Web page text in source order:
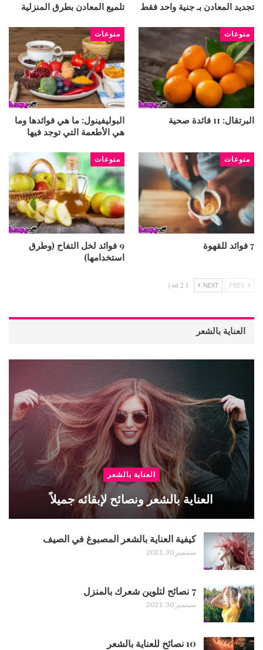
تجديد المعادن بـ جنية واحد فقط تلميع المعادن بطرق المنزلية
منوعات
البرتقال: 11 فائدة صحية
منوعات
البوليفينول: ما هي فوائدها وما
هي الأطعمة التي توجد فيها
منوعات
7 فوائد للقهوة
منوعات
9 فوائد لخل التفاح (وطرق
استخدامها)
NEXT
1 od 2 |
العناية بالشعر
العناية بالشعر
العناية بالشعر ونصائح لإبقائه جميلاً
كيفية العناية بالشعر المصبوغ في الصيف
سبتمبر 30, 2021
7 نصائح لتلوين شعرك بالمنزل
سبتمبر 30, 2021
10 نصائح للعناية بالشعر